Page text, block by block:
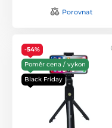
Porovnat
-54%
Poměr cena / vykon
Black Friday